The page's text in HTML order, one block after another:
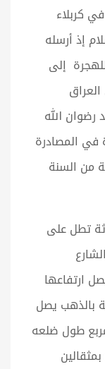
كربلاء
إذ أرسله
عليه السلام سنة (60) للهجرة إلى
الله
المصادرة
من السنة
تطل على
ارتفاعها
بالذهب يصل
مربع طول ضلعه